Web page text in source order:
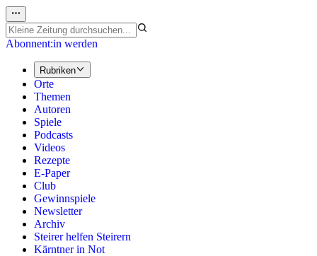
Abonnent:in werden
Rubriken
Orte
Themen
Autoren
Spiele
Podcasts
Videos
Rezepte
E-Paper
Club
Gewinnspiele
Newsletter
Archiv
Steirer helfen Steirern
Kärntner in Not